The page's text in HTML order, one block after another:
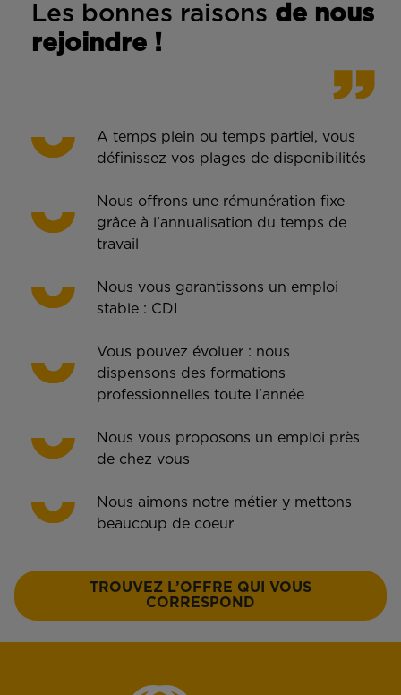
Les bonnes raisons de nous
rejoindre !
A temps plein ou temps partiel, vous
définissez vos plages de disponibilités
Nous offrons une rémunération fixe
grâce à l’annualisation du temps de
travail
Nous vous garantissons un emploi
stable : CDI
Vous pouvez évoluer : nous
dispensons des formations
professionnelles toute l’année
Nous vous proposons un emploi près
de chez vous
Nous aimons notre métier y mettons
beaucoup de coeur
TROUVEZ L’OFFRE QUI VOUS
CORRESPOND